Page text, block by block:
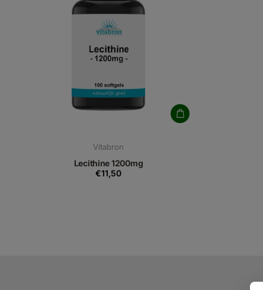
Vitabron
Lecithine 1200mg
€11,50